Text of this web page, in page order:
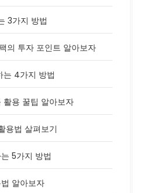
3가지 방법
의 투자 포인트 알아보자
는 4가지 방법
활용 꿀팁 알아보자
용법 살펴보기
5가지 방법
알아보자